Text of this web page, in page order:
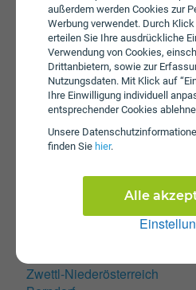
außerdem werden Cookies zur
Werbung verwendet. Durch Klick
erteilen Sie Ihre ausdrückliche
Verwendung von Cookies,
Drittanbietern, sowie zur
Nutzungsdaten. Mit Klick auf
Ihre Einwilligung individuell
entsprechender Cookies
Unsere
finden Sie hier.
Alle
Klosterneuburg
Korneuburg
Krems an der Donau
Mistelbach
Mödling
Neunkirchen
Perchtoldsdorf
Sankt Pölten
Schwechat
Tulln an der Donau
Waidhofen an der Ybbs
Zwettl-Niederösterreich